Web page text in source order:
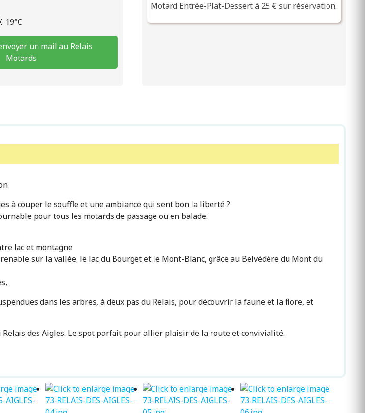
19°C
un mail au Relais
Motards
Motard Entrée-Plat-Dessert à 25 € sur réservation.
à couper le souffle et une ambiance qui sent bon la liberté ?
pour tous les motards de passage ou en balade.
lac et montagne
sur la vallée, le lac du Bourget et le Mont-Blanc, grâce au Belvédère du Mont du
dans les arbres, à deux pas du Relais, pour découvrir la faune et la flore, et
des Aigles. Le spot parfait pour allier plaisir de la route et convivialité.